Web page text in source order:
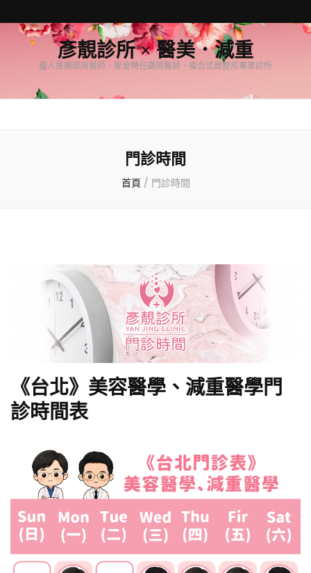
彥靚診所 × 醫美．減重
藝人推薦御用醫師、學會聘任講師醫師、複合式微整形專業診所
門診時間
首頁 / 門診時間
《台北》美容醫學、減重醫學門
診時間表